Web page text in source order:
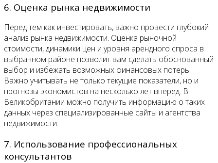
6. Оценка рынка недвижимости
Перед тем как инвестировать, важно провести глубокий
анализ рынка недвижимости. Оценка рыночной
стоимости, динамики цен и уровня арендного спроса в
выбранном районе позволит вам сделать обоснованный
выбор и избежать возможных финансовых потерь.
Важно учитывать не только текущие показатели, но и
прогнозы экономистов на несколько лет вперед. В
Великобритании можно получить информацию о таких
данных через специализированные сайты и агентства
недвижимости.
7. Использование профессиональных
консультантов